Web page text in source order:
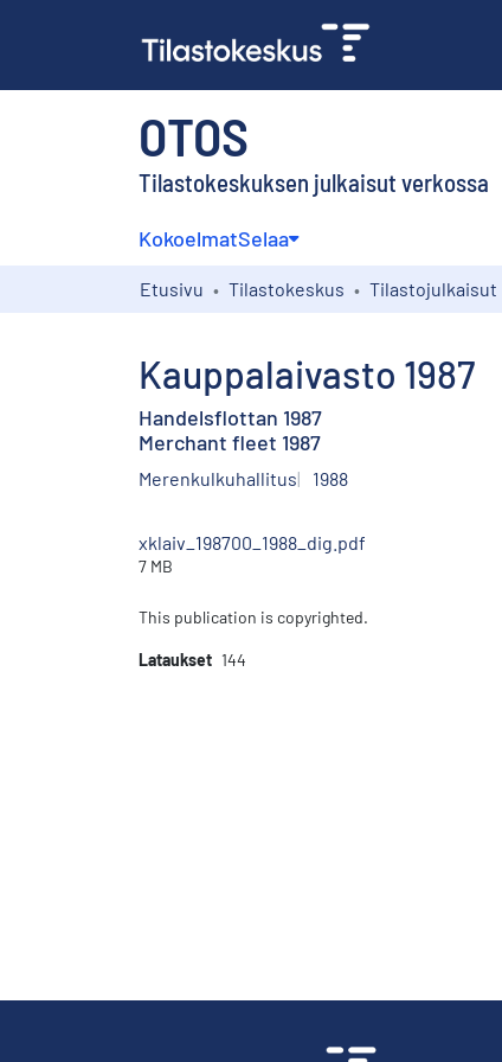
OTOS
Tilastokeskuksen julkaisut verkossa
KokoelmatSelaa
Etusivu Tilastokeskus Tilastojulkaisut
Kauppalaivasto 1987
Handelsflottan 1987
Merchant fleet 1987
Merenkulkuhallitus 1988
xklaiv_198700_1988_dig.pdf
7 MB
This publication is copyrighted.
Lataukset 144